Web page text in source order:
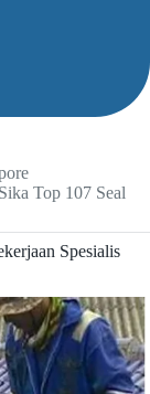
Top 107 Seal
Spesialis